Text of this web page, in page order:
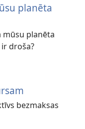
planēta
mūsu planēta
droša?
bezmaksas